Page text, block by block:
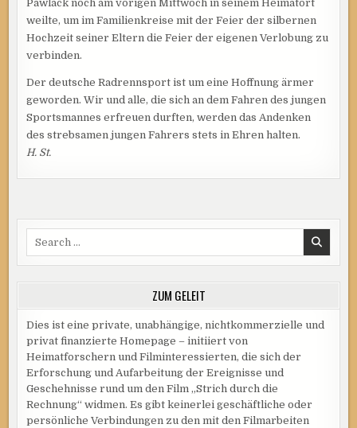
Pawlack noch am vorigen Mittwoch in seinem Heimatort
weilte, um im Familienkreise mit der Feier der silbernen
Hochzeit seiner Eltern die Feier der eigenen Verlobung zu
verbinden.
Der deutsche Radrennsport ist um eine Hoffnung ärmer
geworden. Wir und alle, die sich an dem Fahren des jungen
Sportsmannes erfreuen durften, werden das Andenken
des strebsamen jungen Fahrers stets in Ehren halten.
H. St.
ZUM GELEIT
Dies ist eine private, unabhängige, nichtkommerzielle und
privat finanzierte Homepage – initiiert von
Heimatforschern und Filminteressierten, die sich der
Erforschung und Aufarbeitung der Ereignisse und
Geschehnisse rund um den Film „Strich durch die
Rechnung“ widmen. Es gibt keinerlei geschäftliche oder
persönliche Verbindungen zu den mit den Filmarbeiten